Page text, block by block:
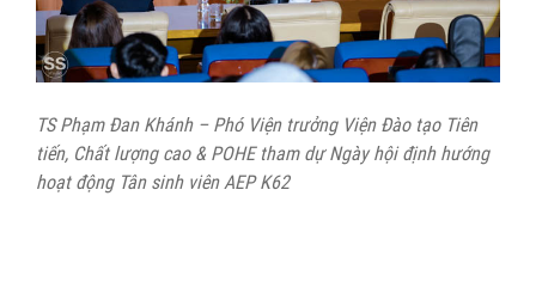
TS Phạm Đan Khánh – Phó Viện trưởng Viện Đào tạo Tiên
tiến, Chất lượng cao & POHE tham dự Ngày hội định hướng
hoạt động Tân sinh viên AEP K62